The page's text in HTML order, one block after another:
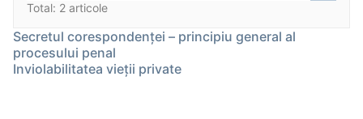
Total: 2 articole
Secretul corespondenţei – principiu general al
procesului penal
Inviolabilitatea vieţii private